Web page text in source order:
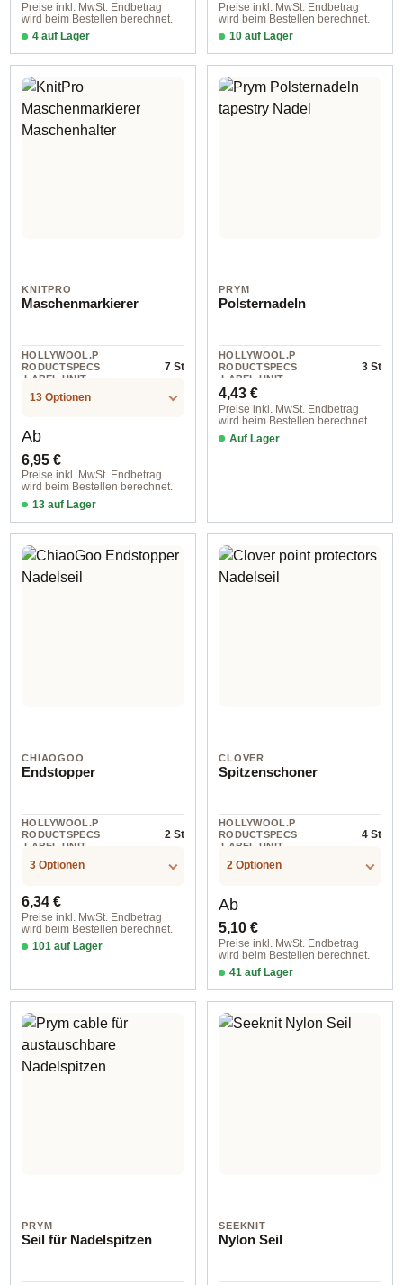
Preise inkl. MwSt. Endbetrag
wird beim Bestellen berechnet.
4 auf Lager
Design 4 - English
Preise inkl. MwSt. Endbetrag
wird beim Bestellen berechnet.
10 auf Lager
50 cm
KNITPRO
Maschenmarkierer
HOLLYWOOL.P
RODUCTSPECS
.LABEL.UNIT
7 St
13 Optionen
Regulärer Preis:
Ab
6,95 €
Preise inkl. MwSt. Endbetrag
wird beim Bestellen berechnet.
13 auf Lager
Maschenmarkierer / 10932
PRYM
Polsternadeln
HOLLYWOOL.P
RODUCTSPECS
.LABEL.UNIT
3 St
Regulärer Preis:
4,43 €
Preise inkl. MwSt. Endbetrag
wird beim Bestellen berechnet.
Auf Lager
CHIAOGOO
Endstopper
HOLLYWOOL.P
RODUCTSPECS
.LABEL.UNIT
2 St
3 Optionen
Regulärer Preis:
6,34 €
Preise inkl. MwSt. Endbetrag
wird beim Bestellen berechnet.
101 auf Lager
CLOVER
Spitzenschoner
HOLLYWOOL.P
RODUCTSPECS
.LABEL.UNIT
4 St
2 Optionen
Regulärer Preis:
Ab
5,10 €
Preise inkl. MwSt. Endbetrag
wird beim Bestellen berechnet.
41 auf Lager
grün blau
PRYM
Seil für Nadelspitzen
SEEKNIT
Nylon Seil